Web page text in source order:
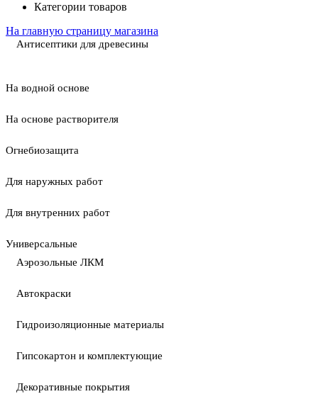
Категории товаров
На главную страницу магазина
Антисептики для древесины
На водной основе
На основе растворителя
Огнебиозащита
Для наружных работ
Для внутренних работ
Универсальные
Аэрозольные ЛКМ
Автокраски
Гидроизоляционные материалы
Гипсокартон и комплектующие
Декоративные покрытия